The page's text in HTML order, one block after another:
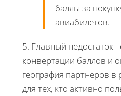
баллы за
авиабилетов.
5. Главный недостаток
конвертации баллов и
география партнеров в
для тех, кто активно